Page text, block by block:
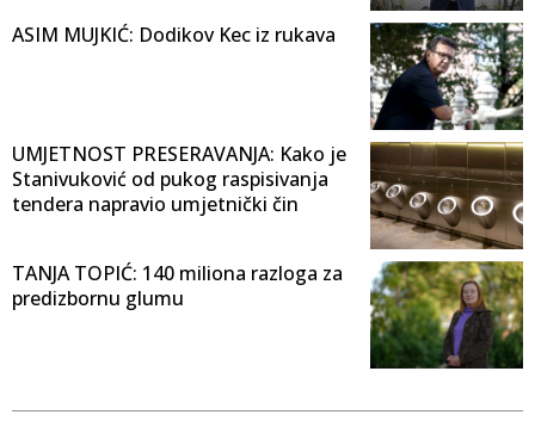
ASIM MUJKIĆ: Dodikov Kec iz rukava
UMJETNOST PRESERAVANJA: Kako je
Stanivuković od pukog raspisivanja
tendera napravio umjetnički čin
TANJA TOPIĆ: 140 miliona razloga za
predizbornu glumu